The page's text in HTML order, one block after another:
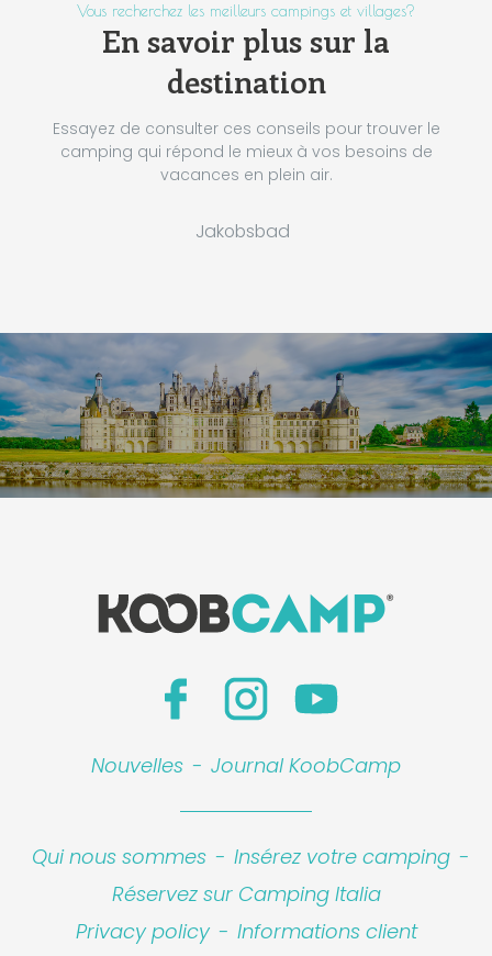
Vous recherchez les meilleurs campings et villages?
En savoir plus sur la
destination
Essayez de consulter ces conseils pour trouver le
camping qui répond le mieux à vos besoins de
vacances en plein air.
Jakobsbad
Nouvelles - Journal KoobCamp
Qui nous sommes - Insérez votre camping -
Réservez sur Camping Italia
Privacy policy - Informations client